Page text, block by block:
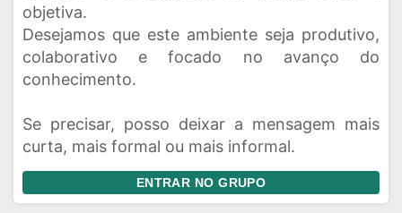
objetiva.
Desejamos que este ambiente seja produtivo,
colaborativo e focado no avanço do
conhecimento.
Se precisar, posso deixar a mensagem mais
curta, mais formal ou mais informal.
ENTRAR NO GRUPO